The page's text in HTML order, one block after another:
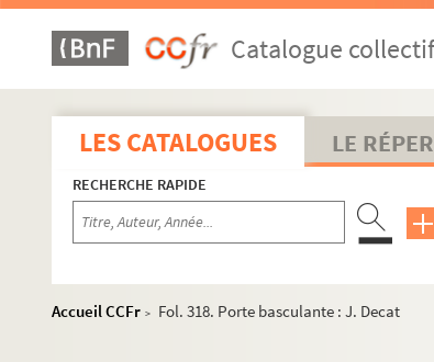
Catalogue
LES CATALOGUES LE
RECHERCHE RAPIDE
Accueil CCFr >
Fol. 318. Porte basculante : J. Decat